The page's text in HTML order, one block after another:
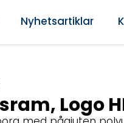
Nyhetsartiklar
Logo